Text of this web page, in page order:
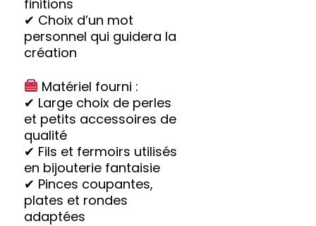
finitions
✔ Choix d’un mot
personnel qui guidera la
création
Matériel fourni :
✔ Large choix de perles
et petits accessoires de
qualité
✔ Fils et fermoirs utilisés
en bijouterie fantaisie
✔ Pinces coupantes,
plates et rondes
adaptées